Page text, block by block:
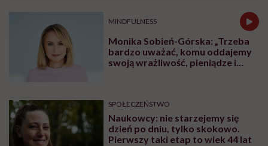
MINDFULNESS
Monika Sobień-Górska: „Trzeba
bardzo uważać, komu oddajemy
swoją wrażliwość, pieniądze i
SPOŁECZEŃSTWO
Naukowcy: nie starzejemy się
dzień po dniu, tylko skokowo.
Pierwszy taki etap to wiek 44 lat